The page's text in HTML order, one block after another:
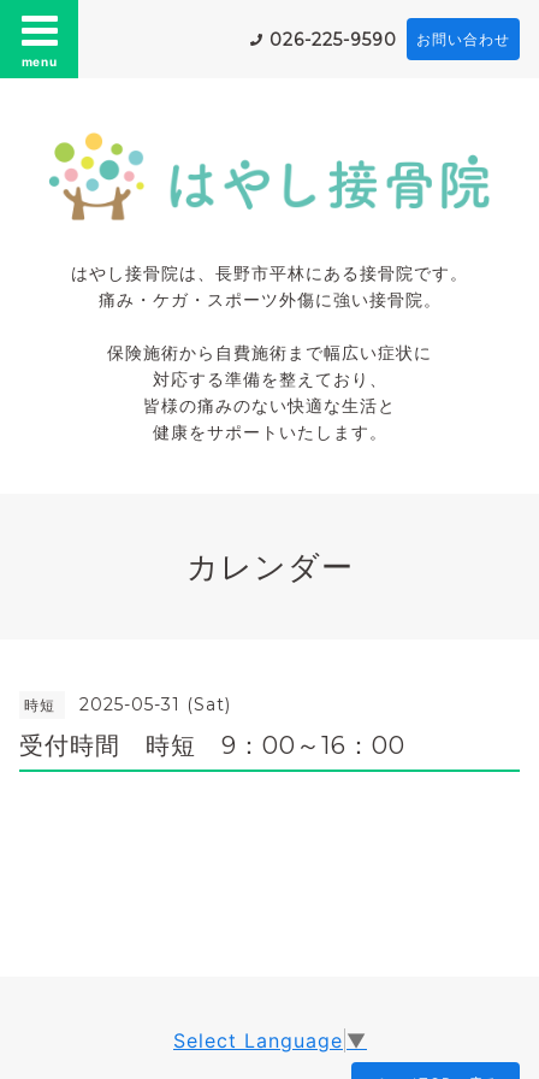
menu
026-225-9590 お問い合わせ
はやし接骨院は、長野市平林にある接骨院です。
痛み・ケガ・スポーツ外傷に強い接骨院。
保険施術から自費施術まで幅広い症状に
対応する準備を整えており、
皆様の痛みのない快適な生活と
健康をサポートいたします。
カレンダー
時短 2025-05-31 (Sat)
受付時間 時短 9：00～16：00
Select Language ▼